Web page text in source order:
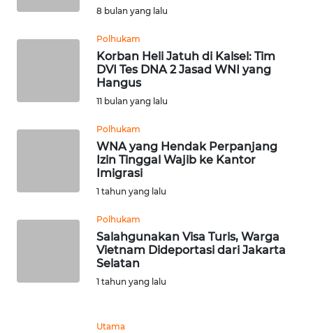
8 bulan yang lalu
Polhukam
Korban Heli Jatuh di Kalsel: Tim
DVI Tes DNA 2 Jasad WNI yang
Hangus
11 bulan yang lalu
Polhukam
WNA yang Hendak Perpanjang
Izin Tinggal Wajib ke Kantor
Imigrasi
1 tahun yang lalu
Polhukam
Salahgunakan Visa Turis, Warga
Vietnam Dideportasi dari Jakarta
Selatan
1 tahun yang lalu
Utama
JATENG
WN
BALI